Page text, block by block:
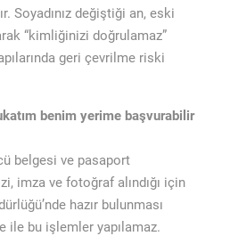
Soyadınız değiştiği an, eski
“kimliğinizi doğrulamaz”
geri çevrilme riski
benim yerime başvurabilir
belgesi ve pasaport
imza ve fotoğraf alındığı için
hazır bulunması
ile bu işlemler yapılamaz.